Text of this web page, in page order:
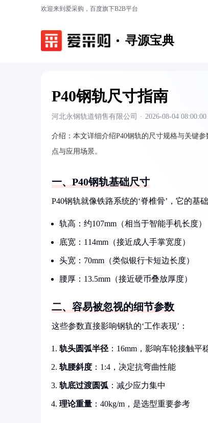
欢迎来到爱采购，百度旗下B2B平台
寻源宝典
P40钢轨尺寸指南
河北永钢轨道销售有限公司 · 2026-08-04 08:00:00
介绍： 本文详细介绍P40钢轨的尺寸规格与关键
点与应用场景。
一、P40钢轨基础尺寸
P40钢轨就像铁路系统的‘脊椎骨’，它的基
轨高：约107mm（相当于智能手机长度）
底宽：114mm（接近成人手掌宽度）
头宽：70mm（类似银行卡短边长度）
腰厚：13.5mm（接近硬币叠放厚度）
二、容易被忽视的细节参数
这些参数直接影响钢轨的‘工作表现’：
轨头圆弧半径 ：16mm，影响车轮接触平
轨腰斜度 ：1:4，决定抗弯曲性能
轨底过渡圆弧 ：减少应力集中
理论重量 ：40kg/m，是选型重要参考